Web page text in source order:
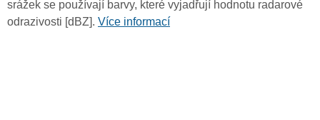
srážek se používají barvy, které vyjadřují hodnotu radarové
odrazivosti [dBZ]. Více informací